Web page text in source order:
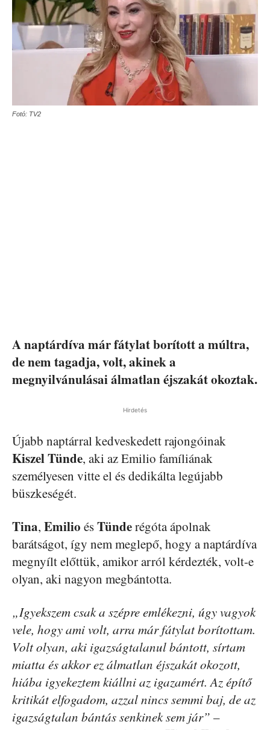
Fotó: TV2
A naptárdíva már fátylat borított a múltra,
de nem tagadja, volt, akinek a
megnyilvánulásai álmatlan éjszakát okoztak.
Hirdetés
Újabb naptárral kedveskedett rajongóinak
Kiszel Tünde, aki az Emilio famíliának
személyesen vitte el és dedikálta legújabb
büszkeségét.
Tina, Emilio ésTünderégóta ápolnak
barátságot, így nem meglepő, hogy a naptárdíva
megnyílt előttük, amikor arról kérdezték, volt-e
olyan, aki nagyon megbántotta.
„Igyekszem csak a szépre emlékezni, úgy vagyok
vele, hogy ami volt, arra már fátylat borítottam.
Volt olyan, aki igazságtalanul bántott, sírtam
miatta és akkor ez álmatlan éjszakát okozott,
hiába igyekeztem kiállni az igazamért. Az építő
kritikát elfogadom, azzal nincs semmi baj, de az
igazságtalan bántás senkinek sem jár” –